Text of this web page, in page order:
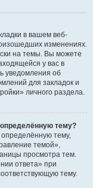
в вашем веб-
изменениях.
на темы. Вы можете
у вас в
уведомления об
для закладок и
личного раздела.
определённую тему?
определённую тему,
темой»,
просмотра тем.
ответа» при
тему.